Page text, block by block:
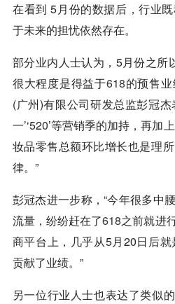
在看到 5月份的数据后，行业
于未来的担忧依然存在。
部分业内人士认为，5月份之所
很大程度是得益于618的预售
(广州)有限公司研发总监彭冠杰
一’‘520’等营销季的加持，再加上
妆品零售总额环比增长也是理
律。”
彭冠杰进一步称，“今年很多中
流量，纷纷赶在了618之前就进
商平台上，几乎从5月20日后就
贡献了业绩。”
另一位行业人士也表达了类似